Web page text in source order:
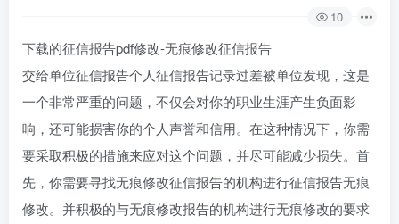
10
下载的征信报告pdf修改-无痕修改征信报告
交给单位征信报告个人征信报告记录过差被单位发现，这是
一个非常严重的问题，不仅会对你的职业生涯产生负面影
响，还可能损害你的个人声誉和信用。在这种情况下，你需
要采取积极的措施来应对这个问题，并尽可能减少损失。首
先，你需要寻找无痕修改征信报告的机构进行征信报告无痕
修改。并积极的与无痕修改报告的机构进行无痕修改的要求